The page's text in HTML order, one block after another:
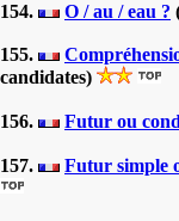
154. O / au / eau ?
155.
candidates)
156. Futur ou
157. Futur simple